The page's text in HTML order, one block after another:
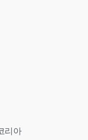
리아